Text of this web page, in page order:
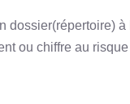
dossier(répertoire)
ou chiffre au